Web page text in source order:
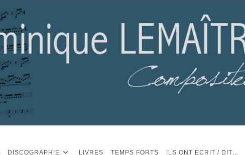
DISCOGRAPHIE LIVRES TEMPS FORTS ILS ONT ÉCRIT / DIT…